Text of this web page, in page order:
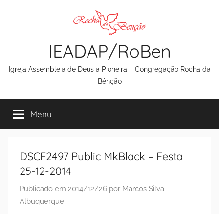
IEADAP/RoBen
Igreja Assembleia de Deus a Pioneira – Congregação Rocha da
Bênção
Menu
DSCF2497 Public MkBlack – Festa
25-12-2014
Publicado em 2014/12/26 por Marcos Silva
Albuquerque